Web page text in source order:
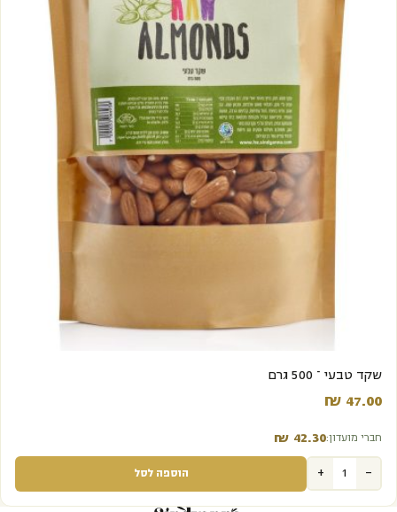
שקד טבעי – 500 גרם
₪ 47.00‬
חברי מועדון: ₪ 42.30‬
-
+ הוספה לסל